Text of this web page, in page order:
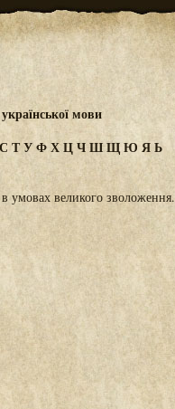
мови
С ТУФХЦЧШЩЮ ЯЬ
умовах великого зволоження.